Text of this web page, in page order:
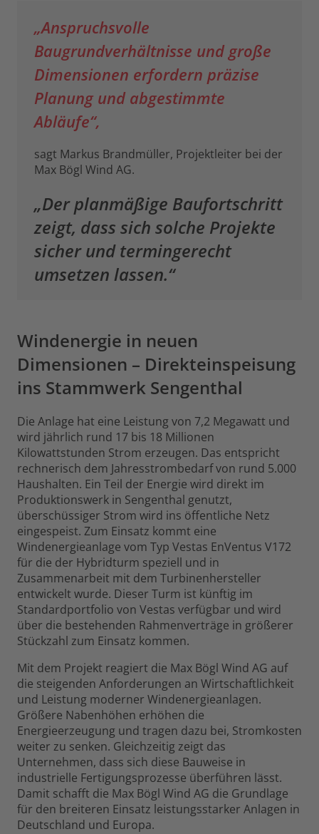
„Anspruchsvolle
Baugrundverhältnisse und große
Dimensionen erfordern präzise
Planung und abgestimmte
Abläufe“,
sagt Markus Brandmüller, Projektleiter bei der
Max Bögl Wind AG.
„Der planmäßige Baufortschritt
zeigt, dass sich solche Projekte
sicher und termingerecht
umsetzen lassen.“
Windenergie in neuen
Dimensionen – Direkteinspeisung
ins Stammwerk Sengenthal
Die Anlage hat eine Leistung von 7,2 Megawatt und
wird jährlich rund 17 bis 18 Millionen
Kilowattstunden Strom erzeugen. Das entspricht
rechnerisch dem Jahresstrombedarf von rund 5.000
Haushalten. Ein Teil der Energie wird direkt im
Produktionswerk in Sengenthal genutzt,
überschüssiger Strom wird ins öffentliche Netz
eingespeist. Zum Einsatz kommt eine
Windenergieanlage vom Typ Vestas EnVentus V172
für die der Hybridturm speziell und in
Zusammenarbeit mit dem Turbinenhersteller
entwickelt wurde. Dieser Turm ist künftig im
Standardportfolio von Vestas verfügbar und wird
über die bestehenden Rahmenverträge in größerer
Stückzahl zum Einsatz kommen.
Mit dem Projekt reagiert die Max Bögl Wind AG auf
die steigenden Anforderungen an Wirtschaftlichkeit
und Leistung moderner Windenergieanlagen.
Größere Nabenhöhen erhöhen die
Energieerzeugung und tragen dazu bei, Stromkosten
weiter zu senken. Gleichzeitig zeigt das
Unternehmen, dass sich diese Bauweise in
industrielle Fertigungsprozesse überführen lässt.
Damit schafft die Max Bögl Wind AG die Grundlage
für den breiteren Einsatz leistungsstarker Anlagen in
Deutschland und Europa.